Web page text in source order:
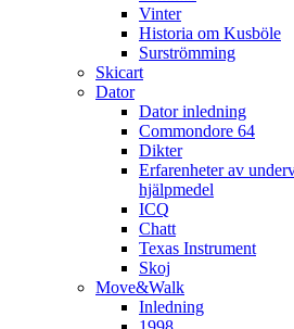
Vinter
Historia om Kusböle
Surströmming
Skicart
Dator
Dator inledning
Commondore 64
Dikter
Erfarenheter av
hjälpmedel
ICQ
Chatt
Texas Instrument
Skoj
Move&Walk
Inledning